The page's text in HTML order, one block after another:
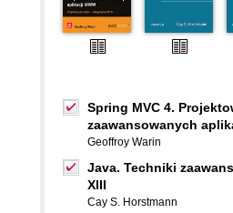
Spring MVC 4.
zaawansowanych
Geoffroy Warin
Java. Techniki
XIII
Cay S. Horstmann